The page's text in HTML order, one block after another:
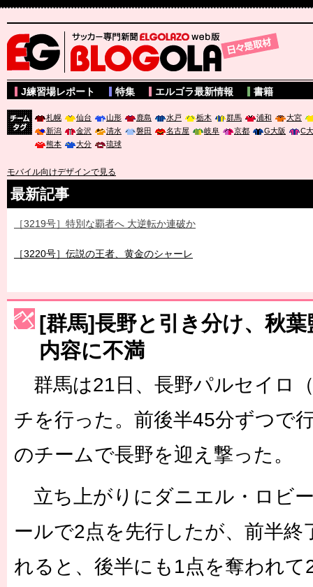
サッカー専門新聞ELGOLAZO web版 BLOGOLA
J練習場レポート 特集 エルゴラ最新情報 書籍
札幌 仙台 山形 鹿島 水戸 栃木 群馬 浦和
大宮
新潟
金沢 清水 磐田 名古屋 岐阜 京都 G大阪
C
熊本
大分 琉球
モバイル向けデザインで見る
最新記事
［3219号］特別な覇者へ 大逆転か連破か
［3220号］伝説の王者、黄金のシャーレ
［3230号］世界一への夢は終わらない
［3223号］一丸。日本出陣
［3222号］史上最大のW杯開幕 注目は「個」
長谷川 アーリアジャスールさんがシンポジウム「気候変動から命
[群馬]長野と引き分け、秋
内容に不満
群馬は21日、長野パルセイロ
チを行った。前後半45分ずつで
のチームで長野を迎え撃った。
立ち上がりにダニエル・ロビ
ールで2点を先行したが、前半終
れると、後半にも1点を奪われ